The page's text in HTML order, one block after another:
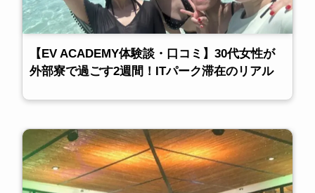
【EV ACADEMY体験談・口コミ】30代女性が
外部寮で過ごす2週間！ITパーク滞在のリアル